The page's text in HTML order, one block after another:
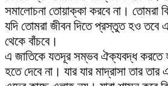
সমালোচনা তোয়াক্কা করবে না। তোমরা
যদি তোমরা জীবন দিতে প্রস্তুত হও তবে
থেকে বাঁচবে।
এ জাতিকে যতদূর সম্ভব ঐক্যবদ্ধ করতে
হতে দেবে না। যার যার মাদ্রাসা তার